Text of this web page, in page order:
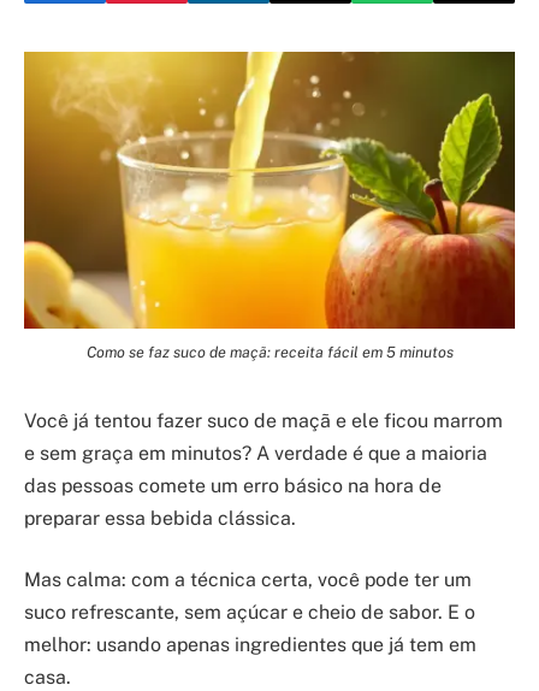
Como se faz suco de maçã: receita fácil em 5 minutos
Você já tentou fazer suco de maçã e ele ficou marrom
e sem graça em minutos? A verdade é que a maioria
das pessoas comete um erro básico na hora de
preparar essa bebida clássica.
Mas calma: com a técnica certa, você pode ter um
suco refrescante, sem açúcar e cheio de sabor. E o
melhor: usando apenas ingredientes que já tem em
casa.